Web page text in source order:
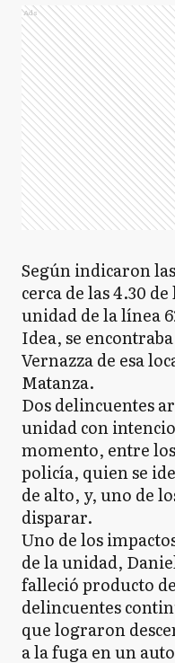
Ads
Según indicaron
cerca de las 4.30
unidad de la línea
Idea, se
Vernazza de esa
Matanza.
Dos delincuentes
unidad con
momento, entre
policía, quien se
de alto, y, uno de
disparar.
Uno de los
de la unidad,
falleció producto
delincuentes
que lograron
a la fuga en un